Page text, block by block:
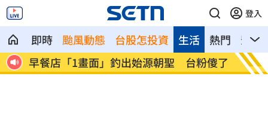
登入
即時 颱風動態 台股怎投資 熱門 影音
生活
了 過半台北人評725不成功 他：蔣萬安高山
症
保全
慘